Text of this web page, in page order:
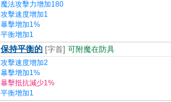
魔法攻擊力增加180
攻擊速度增加1
暴擊增加1%
平衡增加1
保持平衡的 [字首] 可附魔在防具
攻擊速度增加2
暴擊增加1%
暴擊抵抗減少1%
平衡增加1